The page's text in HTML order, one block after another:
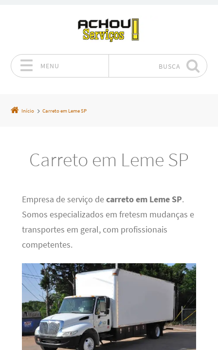
MENU BUSCA
Início Carreto em Leme SP
Carreto em Leme SP
Empresa de serviço decarreto em Leme SP.
Somos especializados em fretesm mudanças e
transportes em geral, com profissionais
competentes.